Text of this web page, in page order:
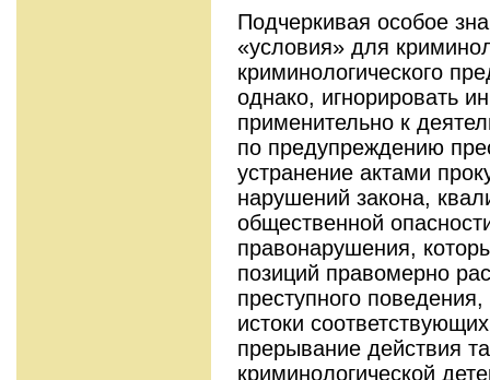
Подчеркивая особое
«условия» для
криминологического
однако, игнорировать
приме­нительно к
по предупреждению
устранение актами
нарушений закона,
общественной
правонарушения,
позиций правомерно
преступного
истоки
прерывание действия
криминологической